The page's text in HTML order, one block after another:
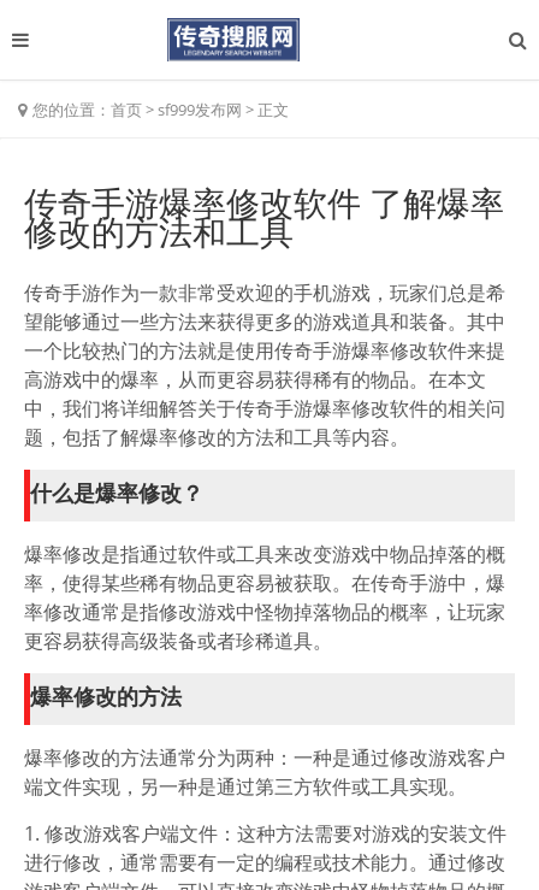
您的位置： 首页>sf999发布网 > 正文
传奇手游爆率修改软件 了解爆率
修改的方法和工具
传奇手游作为一款非常受欢迎的手机游戏，玩家们总是希
望能够通过一些方法来获得更多的游戏道具和装备。其中
一个比较热门的方法就是使用传奇手游爆率修改软件来提
高游戏中的爆率，从而更容易获得稀有的物品。在本文
中，我们将详细解答关于传奇手游爆率修改软件的相关问
题，包括了解爆率修改的方法和工具等内容。
什么是爆率修改？
爆率修改是指通过软件或工具来改变游戏中物品掉落的概
率，使得某些稀有物品更容易被获取。在传奇手游中，爆
率修改通常是指修改游戏中怪物掉落物品的概率，让玩家
更容易获得高级装备或者珍稀道具。
爆率修改的方法
爆率修改的方法通常分为两种：一种是通过修改游戏客户
端文件实现，另一种是通过第三方软件或工具实现。
1. 修改游戏客户端文件：这种方法需要对游戏的安装文件
进行修改，通常需要有一定的编程或技术能力。通过修改